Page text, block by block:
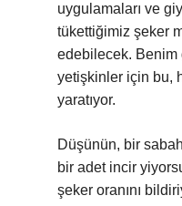
uygulamaları ve
tükettiğimiz şeker
edebilecek.
yetişkinler için bu,
yaratıyor.
Düşünün, bir
bir adet incir
şeker oranını